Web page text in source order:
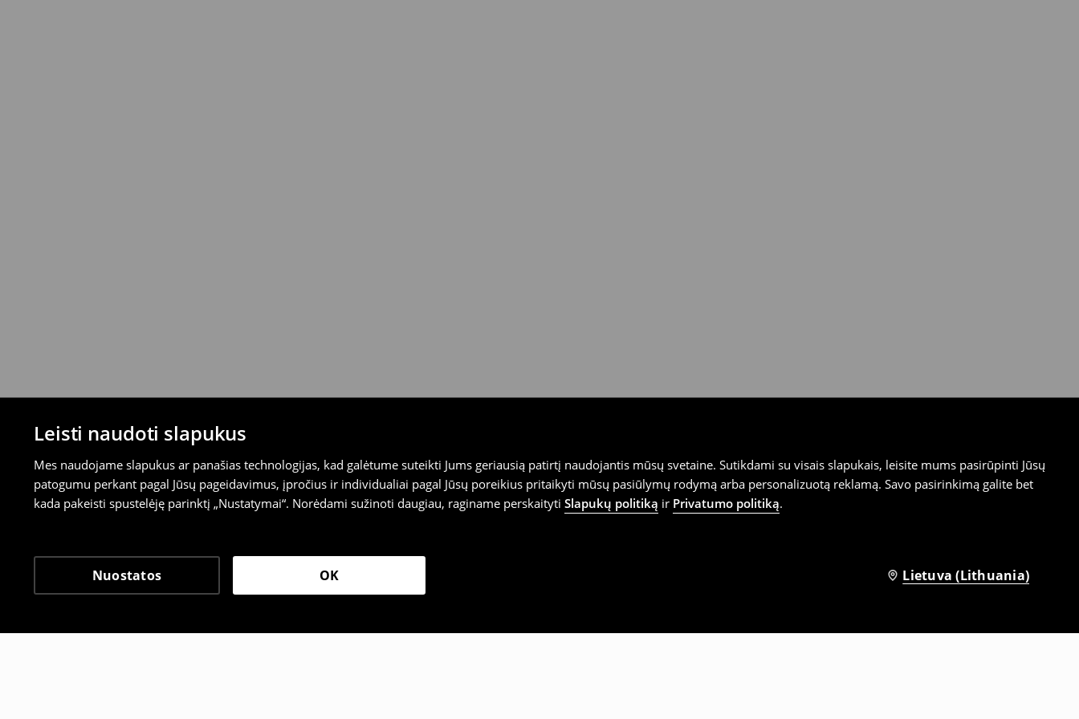
Leisti naudoti slapukus
Mes naudojame slapukus ar panašias technologijas, kad galėtume suteikti Jums geriausią patirtį naudojantis mūsų svetaine. Sutikdami su visais slapukais, leisite mums pasirūpinti Jūsų
patogumu perkant pagal Jūsų pageidavimus, įpročius ir individualiai pagal Jūsų poreikius pritaikyti mūsų pasiūlymų rodymą arba personalizuotą reklamą. Savo pasirinkimą galite bet
kada pakeisti spustelėję parinktį „Nustatymai“. Norėdami sužinoti daugiau, raginame perskaityti Slapukų politiką ir Privatumo politiką.
Nuostatos OK Lietuva (Lithuania)